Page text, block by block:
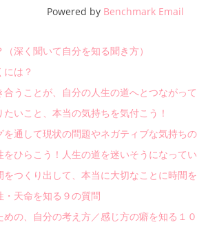
Powered by Benchmark Email
深く聞いて自分を知る聞き方）
は？
うことが、自分の人生の道へとつながって
いこと、本当の気持ちを気付こう！
通して現状の問題やネガティブな気持ち
ひらこう！人生の道を迷いそうになって
つくり出して、本当に大切なことに時間
天命を知る９の質問
の、自分の考え方／感じ方の癖を知る１